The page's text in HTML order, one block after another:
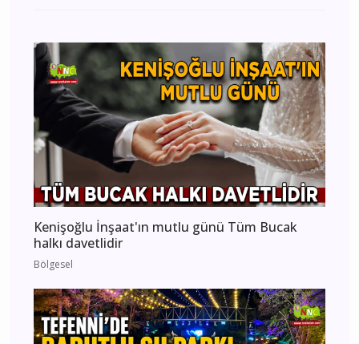
Kenişoğlu İnşaat'ın mutlu günü Tüm Bucak
halkı davetlidir
Bölgesel